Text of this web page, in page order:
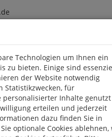
Technologien um Ihnen ein
zu bieten. Einige sind
der Website notwendig
Statistikzwecken, für
personalisierter Inhalte genutzt
erteilen und jederzeit
dazu finden Sie in
optionale Cookies ablehnen,